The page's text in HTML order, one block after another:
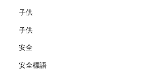
子供
子供
安全
安全標語